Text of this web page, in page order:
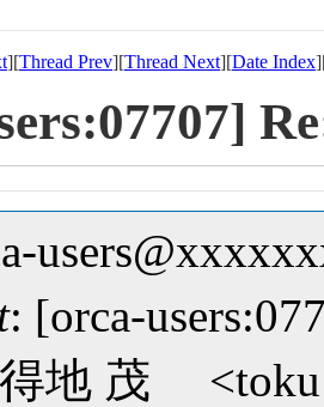
][Thread Prev][Thread Next][Date Index
: [orca-
地 茂